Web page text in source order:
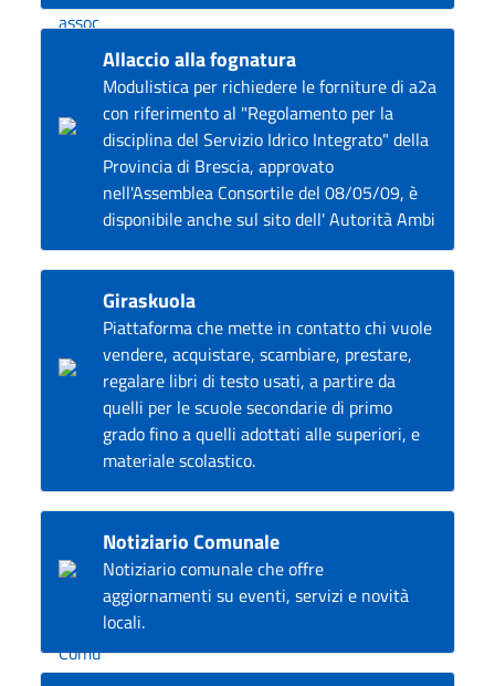
Allaccio alla fognatura
Modulistica per richiedere le forniture di a2a
con riferimento al "Regolamento per la
disciplina del Servizio Idrico Integrato" della
Provincia di Brescia, approvato
nell'Assemblea Consortile del 08/05/09, è
disponibile anche sul sito dell' Autorità Ambi
Giraskuola
Piattaforma che mette in contatto chi vuole
vendere, acquistare, scambiare, prestare,
regalare libri di testo usati, a partire da
quelli per le scuole secondarie di primo
grado fino a quelli adottati alle superiori, e
materiale scolastico.
Notiziario Comunale
Notiziario comunale che offre
aggiornamenti su eventi, servizi e novità
locali.